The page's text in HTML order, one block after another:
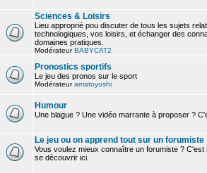
Sciences & Loisirs
Lieu approprié pou discuter de tous les sujets
technologiques, vos loisirs, et échanger des
domaines pratiques.
ModérateurBABYCAT2
Pronostics sportifs
Le jeu des pronos sur le sport
Modérateuramatoyoshi
Humour
Une blague ? Une vidéo marrante à proposer ?
Le jeu ou on apprend tout sur un forumiste
Vous voulez mieux connaître un forumiste ? C'est
se découvrir ici.